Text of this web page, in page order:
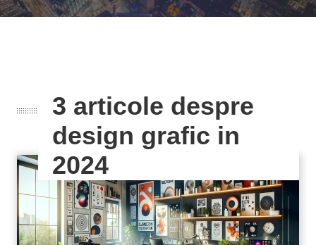
3 articole despre
design grafic in
2024